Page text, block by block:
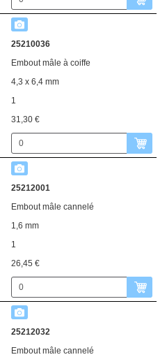
25210036
Embout mâle à coiffe
4,3 x 6,4 mm
1
31,30 €
25212001
Embout mâle cannelé
1,6 mm
1
26,45 €
25212032
Embout mâle cannelé